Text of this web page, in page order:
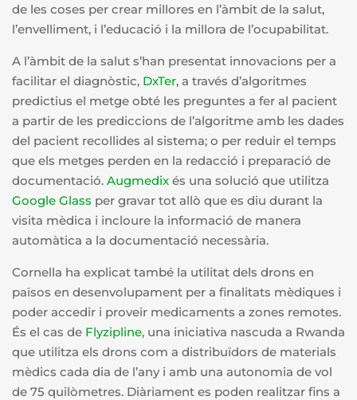
de les coses per crear millores en l’àmbit de la salut,
l’envelliment, i l’educació i la millora de l’ocupabilitat.
A l’àmbit de la salut s’han presentat innovacions per a
facilitar el diagnòstic, DxTer, a través d’algoritmes
predictius el metge obté les preguntes a fer al pacient
a partir de les prediccions de l’algoritme amb les dades
del pacient recollides al sistema; o per reduir el temps
que els metges perden en la redacció i preparació de
documentació. Augmedix és una solució que utilitza
Google Glass per gravar tot allò que es diu durant la
visita mèdica i incloure la informació de manera
automàtica a la documentació necessària.
Cornella ha explicat també la utilitat dels drons en
països en desenvolupament per a finalitats mèdiques i
poder accedir i proveir medicaments a zones remotes.
És el cas de Flyzipline, una iniciativa nascuda a Rwanda
que utilitza els drons com a distribuïdors de materials
mèdics cada dia de l’any i amb una autonomia de vol
de 75 quilòmetres. Diàriament es poden realitzar fins a